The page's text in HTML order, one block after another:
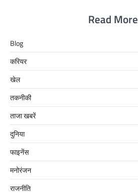
Read More
Blog
करियर
खेल
तकनीकी
ताजा खबरें
दुनिया
फाइनेंस
मनोरंजन
राजनीति